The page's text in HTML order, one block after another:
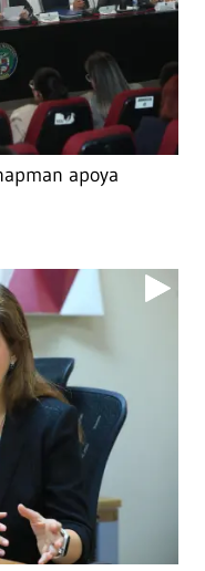
apoya